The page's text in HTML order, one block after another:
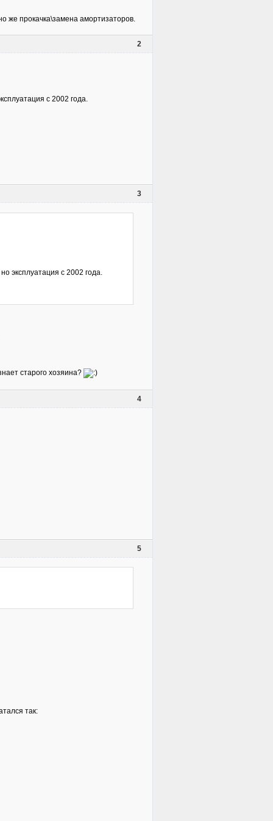
же прокачка\замена амортизаторов.
2
с 2002 года.
3
эксплуатация с 2002 года.
старого хозяина?
4
5
так: